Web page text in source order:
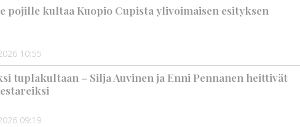
pojille kultaa Kuopio Cupista ylivoimaisen esityksen
10:55
tuplakultaan – Silja Auvinen ja Enni Pennanen heittivät
09:19